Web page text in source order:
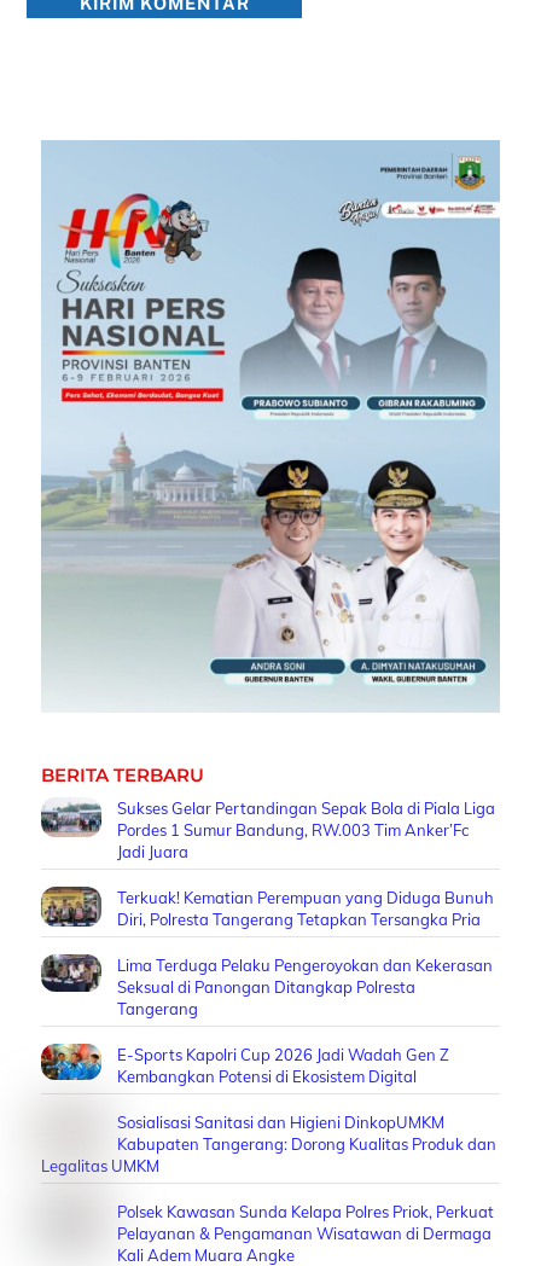
BERITA TERBARU
Sukses Gelar Pertandingan Sepak Bola di Piala Liga
Pordes 1 Sumur Bandung, RW.003 Tim Anker’Fc
Jadi Juara
Terkuak! Kematian Perempuan yang Diduga Bunuh
Diri, Polresta Tangerang Tetapkan Tersangka Pria
Lima Terduga Pelaku Pengeroyokan dan Kekerasan
Seksual di Panongan Ditangkap Polresta
Tangerang
E-Sports Kapolri Cup 2026 Jadi Wadah Gen Z
Kembangkan Potensi di Ekosistem Digital
Sosialisasi Sanitasi dan Higieni DinkopUMKM
Kabupaten Tangerang: Dorong Kualitas Produk dan
Legalitas UMKM
Polsek Kawasan Sunda Kelapa Polres Priok, Perkuat
Pelayanan & Pengamanan Wisatawan di Dermaga
Kali Adem Muara Angke